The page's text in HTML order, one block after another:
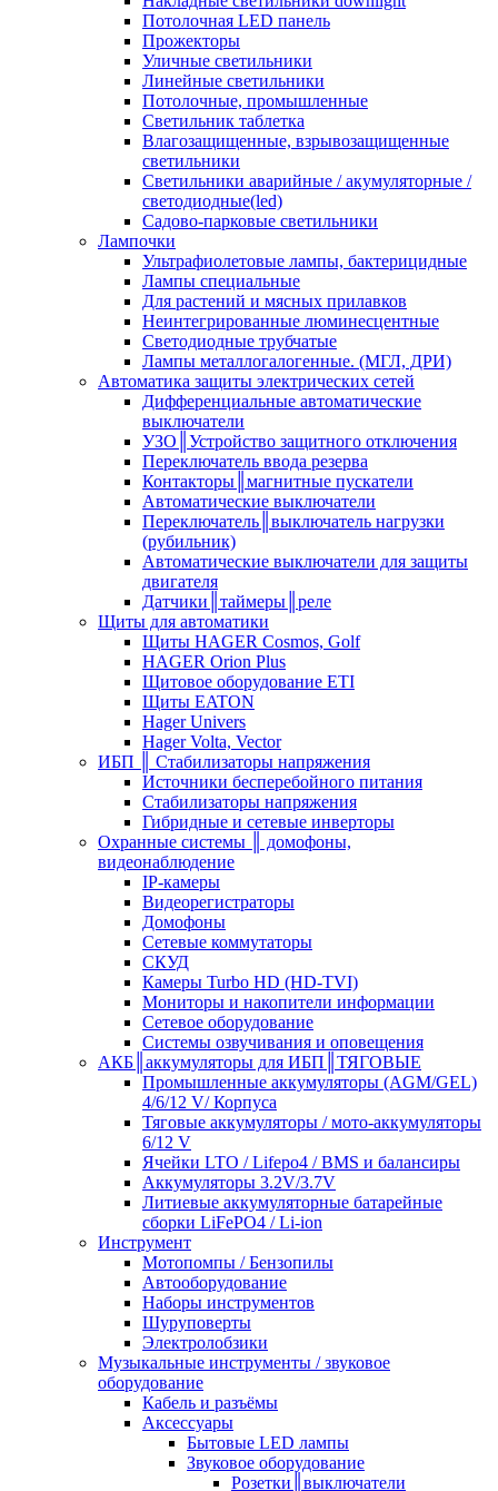
Потолочная LED панель
Прожекторы
Уличные светильники
Линейные светильники
Потолочные, промышленные
Светильник таблетка
Влагозащищенные, взрывозащищенные
светильники
Светильники аварийные / акумуляторные /
светодиодные(led)
Садово-парковые светильники
Лампочки
Ультрафиолетовые лампы, бактерицидные
Лампы специальные
Для растений и мясных прилавков
Неинтегрированные люминесцентные
Светодиодные трубчатые
Лампы металлогалогенные. (МГЛ, ДРИ)
Автоматика защиты электрических сетей
Дифференциальные автоматические
выключатели
УЗО║Устройство защитного отключения
Переключатель ввода резерва
Контакторы║магнитные пускатели
Автоматические выключатели
Переключатель║выключатель нагрузки
(рубильник)
Автоматические выключатели для защиты
двигателя
Датчики║таймеры║реле
Щиты для автоматики
Щиты HAGER Cosmos, Golf
HAGER Orion Plus
Щитовое оборудование ETI
Щиты EATON
Hager Univers
Hager Volta, Vector
ИБП ║ Стабилизаторы напряжения
Источники бесперебойного питания
Стабилизаторы напряжения
Гибридные и сетевые инверторы
Охранные системы ║ домофоны,
видеонаблюдение
IP-камеры
Видеорегистраторы
Домофоны
Сетевые коммутаторы
СКУД
Камеры Turbo HD (HD-TVI)
Мониторы и накопители информации
Сетевое оборудование
Системы озвучивания и оповещения
АКБ║аккумуляторы для ИБП║ТЯГОВЫЕ
Промышленные аккумуляторы (AGM/GEL)
4/6/12 V/ Корпуса
Тяговые аккумуляторы / мото-аккумуляторы
6/12 V
Ячейки LTO / Lifepo4 / BMS и балансиры
Аккумуляторы 3.2V/3.7V
Литиевые аккумуляторные батарейные
сборки LiFePO4 / Li-ion
Инструмент
Мотопомпы / Бензопилы
Автооборудование
Наборы инструментов
Шуруповерты
Электролобзики
Музыкальные инструменты / звуковое
оборудование
Кабель и разъёмы
Аксессуары
Бытовые LED лампы
Звуковое оборудование
Розетки║выключатели